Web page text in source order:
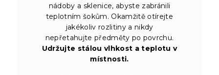
nádoby a sklenice, abyste zabránili
teplotním šokům. Okamžitě otírejte
jakékoliv rozlitiny a nikdy
nepřetahujte předměty po povrchu.
Udržujte stálou vlhkost a teplotu v
místnosti.